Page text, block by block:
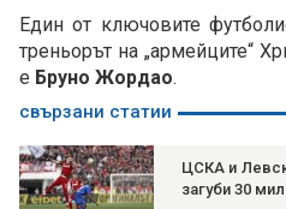
Един от ключовите
треньорът на „армейците“
е Бруно Жордао.
свързани статии
ЦСКА и
загуби 30